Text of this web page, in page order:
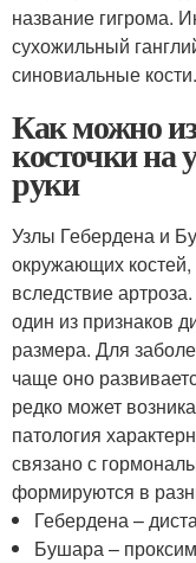
название гигрома.
сухожильный
синовиальные кости.
Как можно
косточки на
руки
Узлы Гебердена и
окружающих костей,
вследствие
один из признаков
размера. Для
чаще оно
редко может
патология
связано с
формируются в
Гебердена –
Бушара –